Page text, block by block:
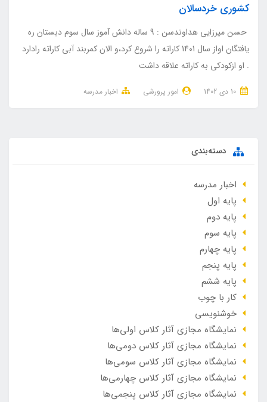
کشوری خردسالان
حسن میرزایی هداوندسن : 9 ساله دانش آموز سال سوم دبستان ره
یافتگان اواز سال 1401 کاراته را شروع کرد،و الان کمربند آبی کاراته رادارد
. او ازکودکی به کاراته علاقه داشت
امور پرورشی اخبار مدرسه
دسته‌بندی
اخبار مدرسه
پایه اول
پایه دوم
پایه سوم
پایه چهارم
پایه پنجم
پایه ششم
کار با چوب
خوشنویسی
نمایشگاه مجازی آثار کلاس اولی‌ها
نمایشگاه مجازی آثار کلاس دومی‌ها
نمایشگاه مجازی آثار کلاس سومی‌ها
نمایشگاه مجازی آثار کلاس چهارمی‌ها
نمایشگاه مجازی آثار کلاس پنجمی‌ها